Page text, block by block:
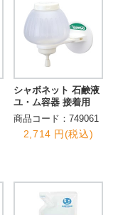
シャボネット 石鹸液
ユ・ム容器 接着用
商品コード：749061
2,714 円(税込)